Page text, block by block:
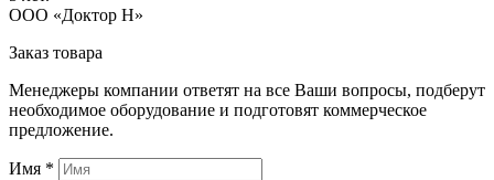
ООО «Доктор Н»
Заказ товара
Менеджеры компании ответят на все Ваши вопросы, подберут
необходимое оборудование и подготовят коммерческое
предложение.
Имя *